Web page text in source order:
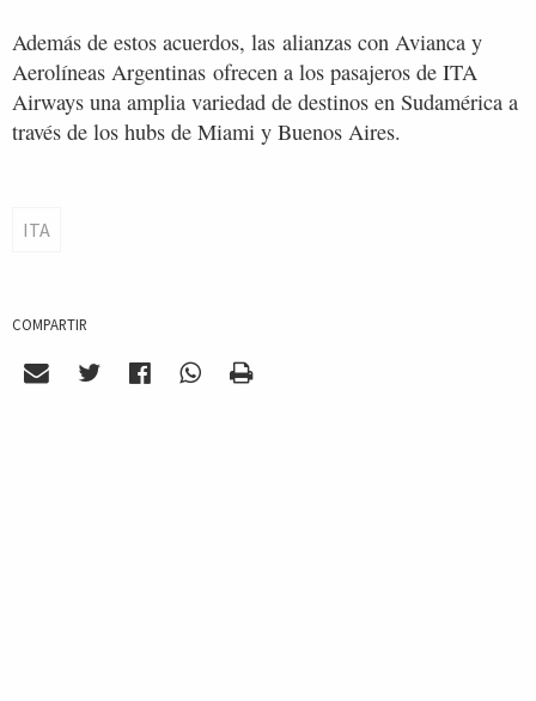
Además de estos acuerdos, las alianzas con Avianca y
Aerolíneas Argentinas ofrecen a los pasajeros de ITA
Airways una amplia variedad de destinos en Sudamérica a
través de los hubs de Miami y Buenos Aires.
ITA
COMPARTIR